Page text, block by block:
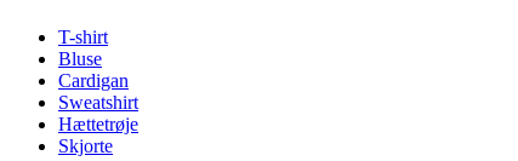
T-shirt
Bluse
Cardigan
Sweatshirt
Hættetrøje
Skjorte